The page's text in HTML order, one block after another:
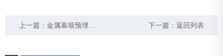
上一篇：金属幕墙预埋件检验要求及方法 下一篇： 返回列表